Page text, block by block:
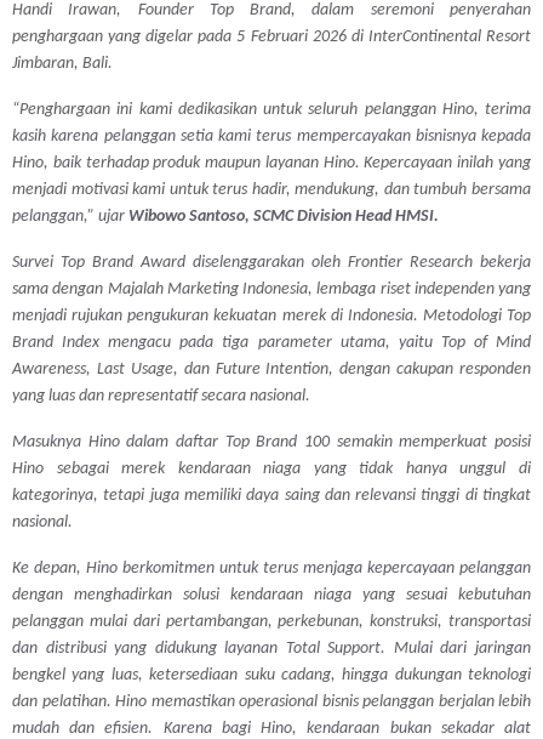
Handi Irawan, Founder Top Brand, dalam seremoni penyerahan
penghargaan yang digelar pada 5 Februari 2026 di InterContinental Resort
Jimbaran, Bali.
“Penghargaan ini kami dedikasikan untuk seluruh pelanggan Hino, terima
kasih karena pelanggan setia kami terus mempercayakan bisnisnya kepada
Hino, baik terhadap produk maupun layanan Hino. Kepercayaan inilah yang
menjadi motivasi kami untuk terus hadir, mendukung, dan tumbuh bersama
pelanggan,” ujar Wibowo Santoso, SCMC Division Head HMSI.
Survei Top Brand Award diselenggarakan oleh Frontier Research bekerja
sama dengan Majalah Marketing Indonesia, lembaga riset independen yang
menjadi rujukan pengukuran kekuatan merek di Indonesia. Metodologi Top
Brand Index mengacu pada tiga parameter utama, yaitu Top of Mind
Awareness, Last Usage, dan Future Intention, dengan cakupan responden
yang luas dan representatif secara nasional.
Masuknya Hino dalam daftar Top Brand 100 semakin memperkuat posisi
Hino sebagai merek kendaraan niaga yang tidak hanya unggul di
kategorinya, tetapi juga memiliki daya saing dan relevansi tinggi di tingkat
nasional.
Ke depan, Hino berkomitmen untuk terus menjaga kepercayaan pelanggan
dengan menghadirkan solusi kendaraan niaga yang sesuai kebutuhan
pelanggan mulai dari pertambangan, perkebunan, konstruksi, transportasi
dan distribusi yang didukung layanan Total Support. Mulai dari jaringan
bengkel yang luas, ketersediaan suku cadang, hingga dukungan teknologi
dan pelatihan. Hino memastikan operasional bisnis pelanggan berjalan lebih
mudah dan efisien. Karena bagi Hino, kendaraan bukan sekadar alat